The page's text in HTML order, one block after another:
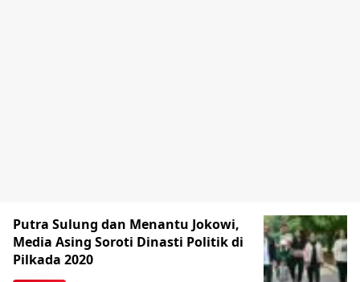
Putra Sulung dan Menantu Jokowi,
Media Asing Soroti Dinasti Politik di
Pilkada 2020